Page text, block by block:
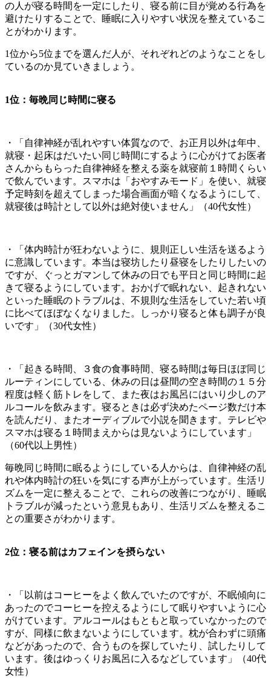
の人が寝る時間を一定にしたり、寝る前に目が覚める行為を
避けたりすることで、睡眠に入りやすい状況を整えているこ
とがわかります。
1位から5位までを選んだ人が、それぞれどのようなことをし
ているのか見ていきましょう。
1位：毎晩同じ時間に寝る
・「自律神経が乱れやすい体質なので、お正月以外は年中、
就寝・起床はだいたい同じ時間にするように心がけてお医者
さんからもらった自律神経を整える薬を就寝前１時間くらい
で飲んでいます。スマホは「おやすみモード」を使い、就寝
予定時刻を超えてしまった場合画面が暗くなるようにして、
就寝後は時計として以外は絶対使いません」（40代女性）
・「体内時計が狂わないように、規則正しい生活を送るよう
に意識しています。本当は寝坊したり昼寝をしたりしたいの
ですが、ぐっとガマンして休みの日でも平日と同じ時間に起
きて寝るようにしています。おかげで眠れない、起きれない
といった睡眠のトラブルは、不規則な生活をしていた若い頃
に比べてほぼなくなりました。しっかり寝ると体も調子が良
いです」（30代女性）
・「起きる時間、３食の食事時間、寝る時間は毎日ほぼ同じ
ルーティンにしている、休みの日は昼間の空き時間の１５分
程度は軽く筋トレをして、また夜はお風呂にはいり少しのア
ルコールを飲みます。寝るときは必ず決めたページ数だけ本
を読んだり、またオーディブルで小説を聞きます。テレビや
スマホは寝る１時間まえからは見ないようにしています」
（60代以上男性）
毎晩同じ時間に眠るようにしている人からは、自律神経の乱
れや体内時計の狂いを気にする声が上がっています。生活リ
ズムを一定に整えることで、これらの改善につながり、睡眠
トラブルが減ったという意見もあり、生活リズムを整えるこ
との重要さがわかります。
2位：寝る前はカフェインを摂らない
・「以前はコーヒーをよく飲んでいたのですが、不眠傾向に
あったのでコーヒーを控えるようにして眠りやすいように心
がけています。アルコールはもともと取っていなかったので
すが、同様に飲まないようにしています。枕が合わずに頭痛
などがあったので、合うものを探していたり、試したりして
います。後はゆっくりお風呂に入るなどしています」（40代
女性）